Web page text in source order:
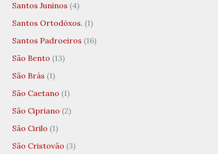
Santos Juninos (4)
Santos Ortodóxos. (1)
Santos Padroeiros (16)
São Bento (13)
São Brás (1)
São Caetano (1)
São Cipriano (2)
São Cirilo (1)
São Cristovão (3)